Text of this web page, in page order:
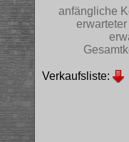
anfängliche
Verkaufsliste: